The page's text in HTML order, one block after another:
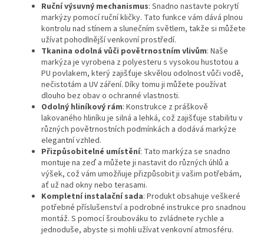
Ruční výsuvný mechanismus: Snadno nastavte pokrytí
markýzy pomocí ruční kličky. Tato funkce vám dává plnou
kontrolu nad stínem a slunečním světlem, takže si můžete
užívat pohodlnější venkovní prostředí.
Tkanina odolná vůči povětrnostním vlivům: Naše
markýza je vyrobena z polyesteru s vysokou hustotou a
PU povlakem, který zajišťuje skvělou odolnost vůči vodě,
nečistotám a UV záření. Díky tomu ji můžete používat
dlouho bez obav o ochranné vlastnosti.
Odolný hliníkový rám: Konstrukce z práškově
lakovaného hliníku je silná a lehká, což zajišťuje stabilitu v
různých povětrnostních podmínkách a dodává markýze
elegantní vzhled.
Přizpůsobitelné umístění: Tato markýza se snadno
montuje na zeď a můžete ji nastavit do různých úhlů a
výšek, což vám umožňuje přizpůsobit ji vašim potřebám,
ať už nad okny nebo terasami.
Kompletní instalační sada: Produkt obsahuje veškeré
potřebné příslušenství a podrobné instrukce pro snadnou
montáž. S pomocí šroubováku to zvládnete rychle a
jednoduše, abyste si mohli užívat venkovní atmosféru.